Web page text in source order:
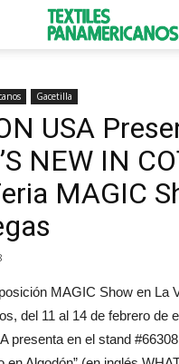
Gacetilla
USA
NEW IN
MAGIC
MAGIC Show en La
del 11 al 14 de febrero de
presenta en el stand